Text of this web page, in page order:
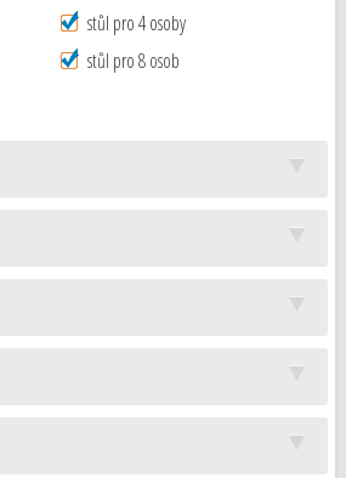
stůl pro 4 osoby
stůl pro 8 osob